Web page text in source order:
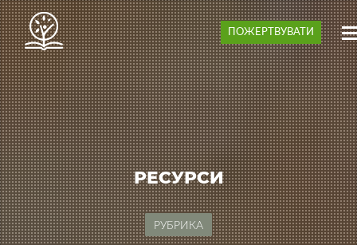
ПОЖЕРТВУВАТИ
РЕСУРСИ
РУБРИКА